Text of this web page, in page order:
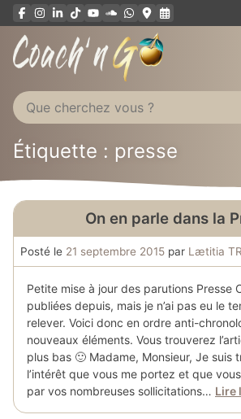
Aller
au
Étiquette : presse
On en parle dans la
Posté le 21 septembre 2015 par Lætitia
Petite mise à jour des parutions Presse
publiées depuis, mais je n’ai pas eu le
relever. Voici donc en ordre anti-
nouveaux éléments. Vous trouverez
plus bas 🙂 Madame, Monsieur, Je suis
l’intérêt que vous me portez et que
par vos nombreuses sollicitations… Lire